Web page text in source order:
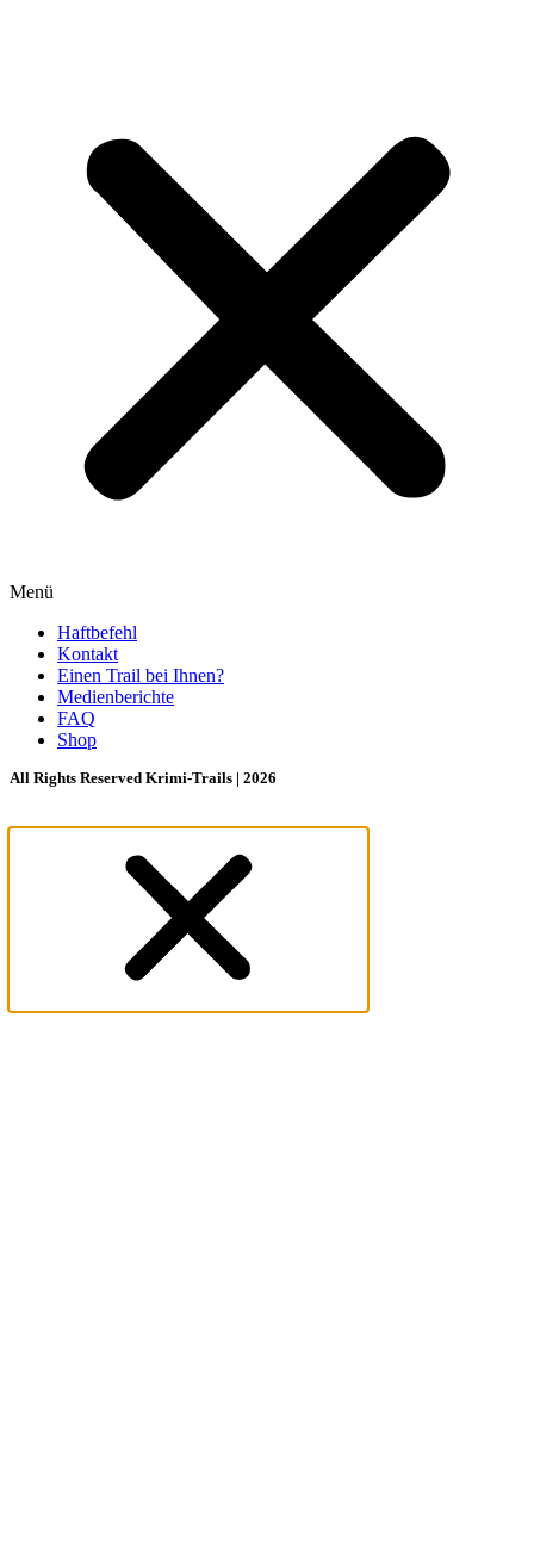
Menü
Haftbefehl
Kontakt
Einen Trail bei Ihnen?
Medienberichte
FAQ
Shop
All Rights Reserved Krimi-Trails | 2026